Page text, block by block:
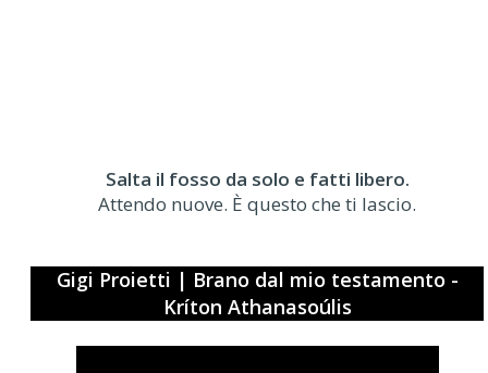
Salta il fosso da solo e fatti libero.
Attendo nuove. È questo che ti lascio.
Gigi Proietti | Brano dal mio testamento -
Kríton Athanasoúlis